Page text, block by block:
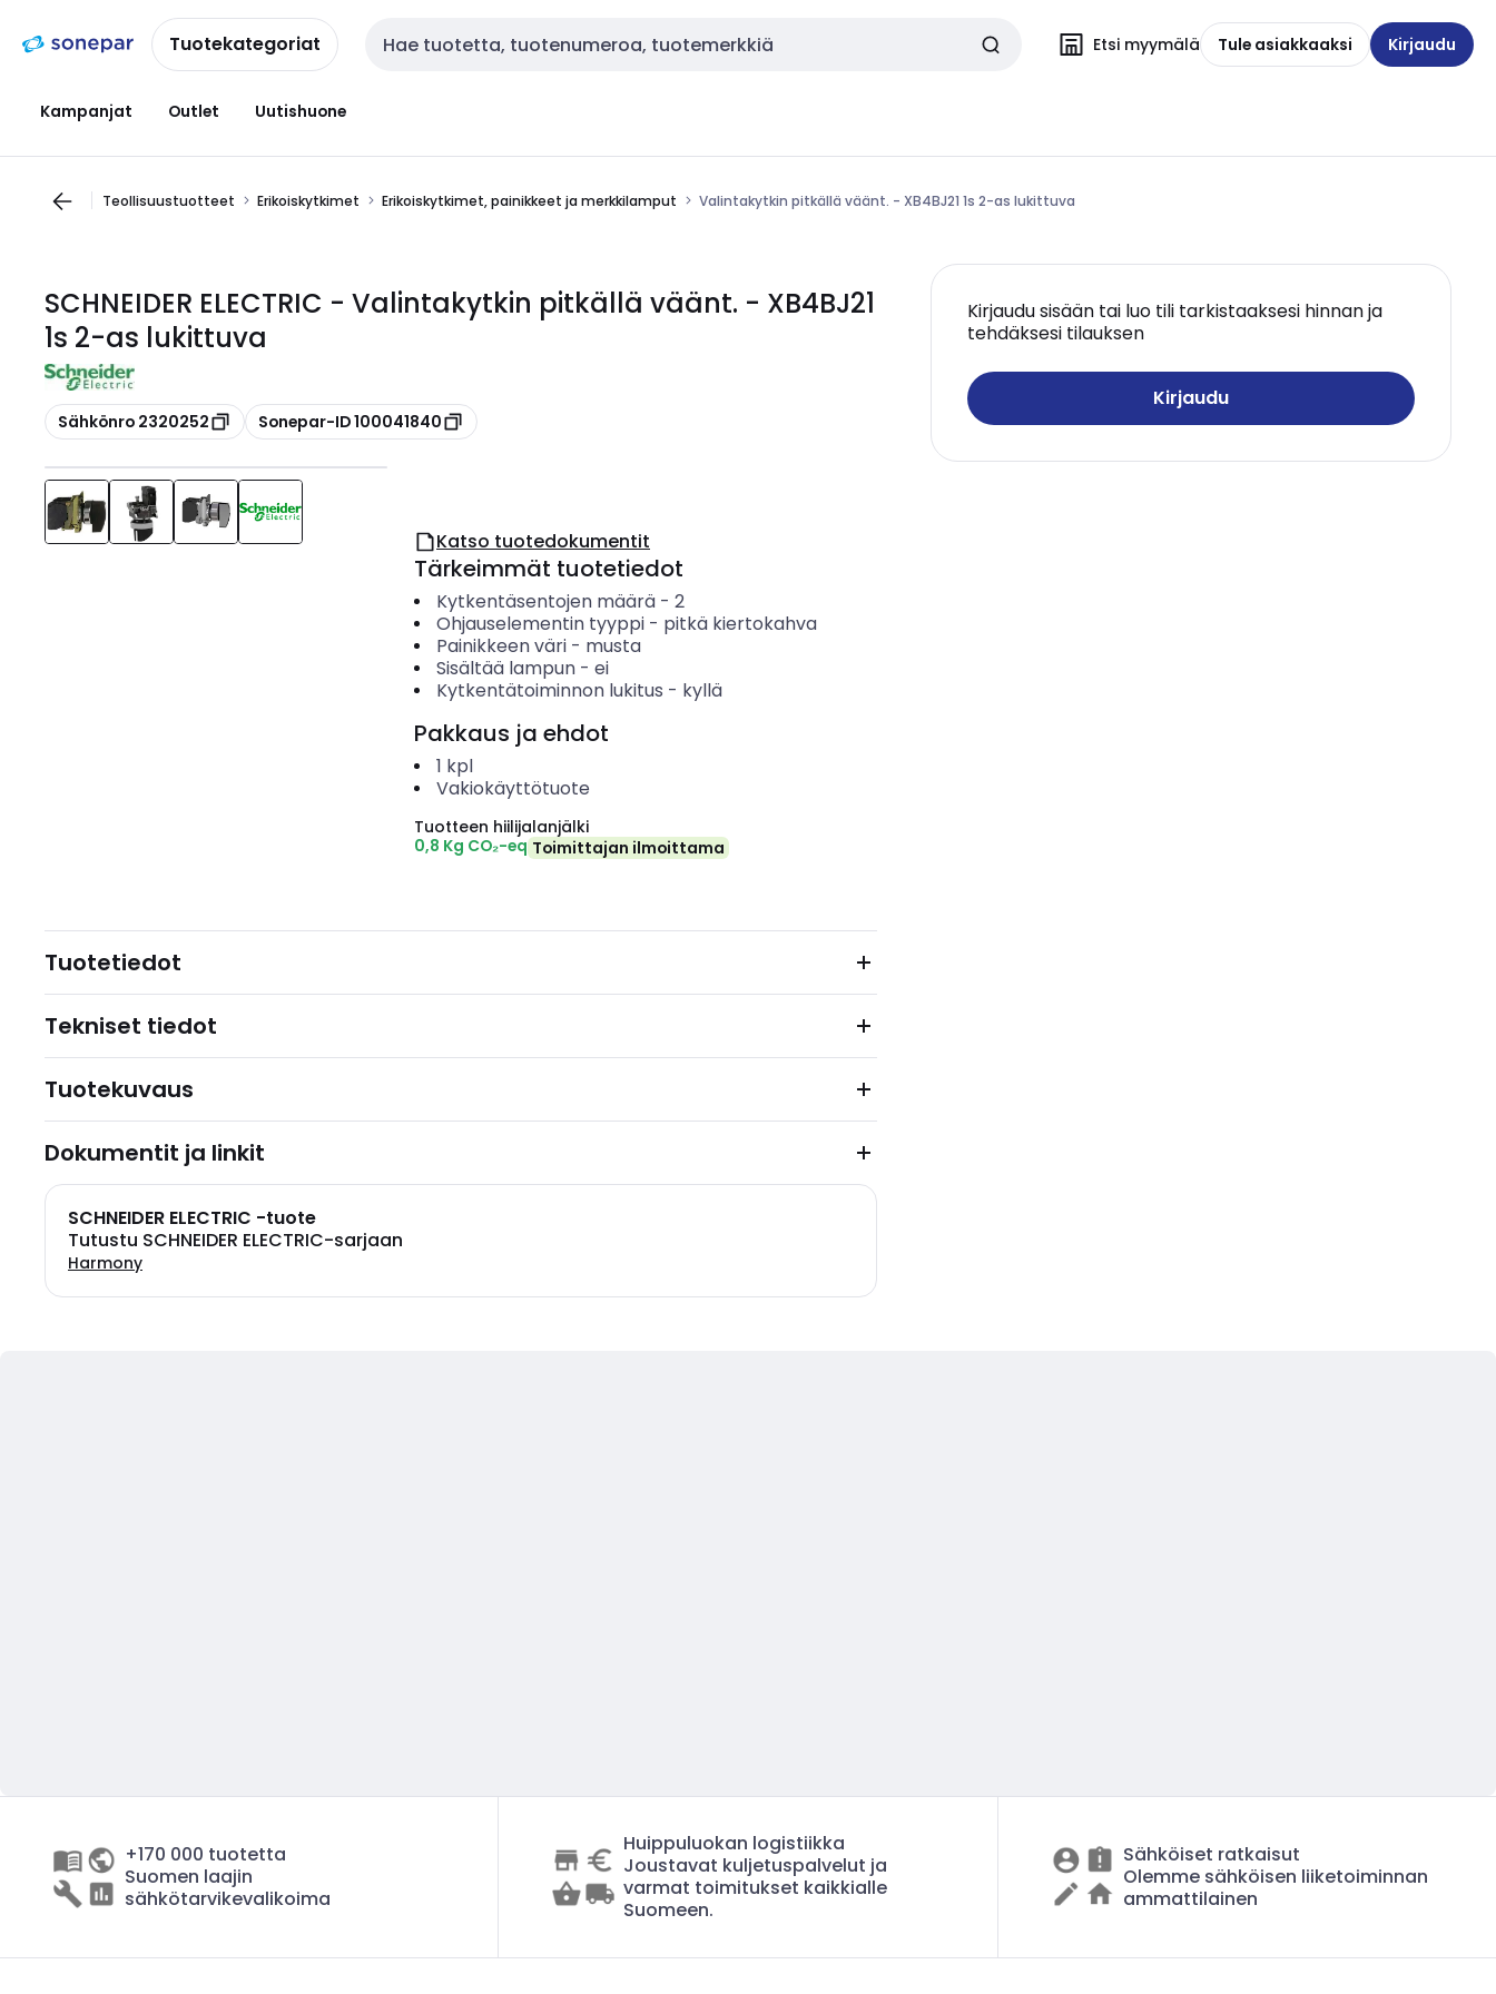
navigointiinsisältöönTuotekategoriat Haku Etsi myymälä Tule asiakkaaksi Kirjaudu
Kampanjat Outlet Uutishuone
Teollisuustuotteet Erikoiskytkimet Erikoiskytkimet, painikkeet ja merkkilamput Valintakytkin pitkällä väänt. - XB4BJ21 1s 2-as lukittuva
SCHNEIDER ELECTRIC - Valintakytkin pitkällä väänt. - XB4BJ21
1s 2-as lukittuva
Kopioi
Sähkönro 2320252 Kopioi
Sonepar-ID 100041840
Kirjaudu sisään tai luo tili tarkistaaksesi hinnan ja
tehdäksesi tilauksen
Kirjaudu
Katso tuotedokumentit
Tärkeimmät tuotetiedot
Kytkentäsentojen määrä- 2
Ohjauselementin tyyppi- pitkä kiertokahva
Painikkeen väri- musta
Sisältää lampun- ei
Kytkentätoiminnon lukitus - kyllä
Pakkaus ja ehdot
1 kpl
Vakiokäyttötuote
Tuotteen hiilijalanjälki
0,8 Kg CO₂-eq Toimittajan ilmoittama
Tuotetiedot
Tekniset tiedot
Tuotekuvaus
Dokumentit ja linkit
SCHNEIDER ELECTRIC -tuote
Tutustu SCHNEIDER ELECTRIC-sarjaan
Harmony
+170 000 tuotetta
Suomen laajin
sähkötarvikevalikoima
Huippuluokan logistiikka
Joustavat kuljetuspalvelut ja
varmat toimitukset kaikkialle
Suomeen.
Sähköiset ratkaisut
Olemme sähköisen liiketoiminnan
ammattilainen